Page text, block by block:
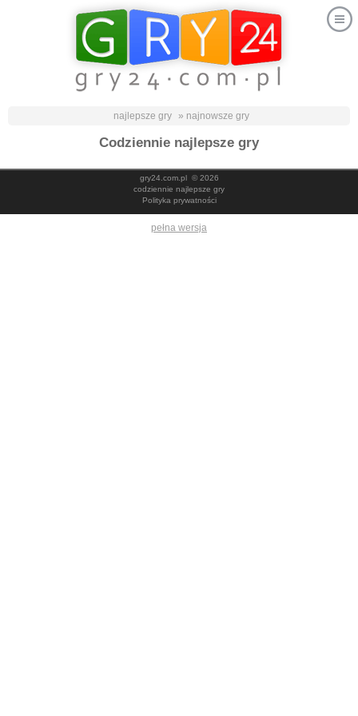
najlepsze gry » najnowsze gry
Codziennie najlepsze gry
gry24.com.pl© 2026
codziennie najlepsze gry
Polityka prywatności
pełna wersja